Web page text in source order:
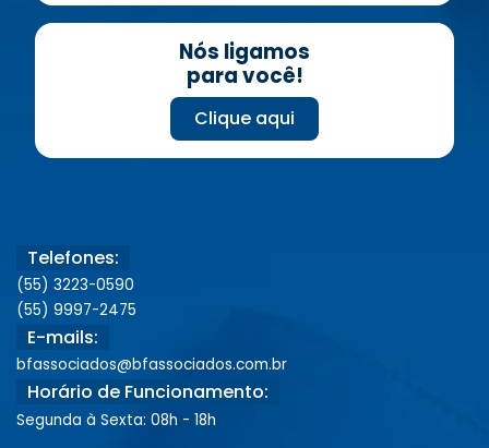
Nós ligamos
para você!
Clique aqui
Telefones:
(55) 3223-0590
(55) 9997-2475
E-mails:
bfassociados@bfassociados.com.br
Horário de Funcionamento:
Segunda à Sexta: 08h - 18h